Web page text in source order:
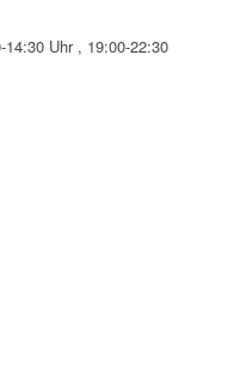
Uhr , 19:00-22:30